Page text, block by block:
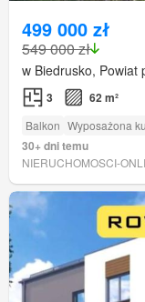
499 000 zł
549 000 zł
w Biedrusko, Powiat
3 62 m²
Balkon Wyposażona
30+ dni temu